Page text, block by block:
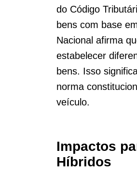
do Código
bens com base
Nacional afirma
estabelecer
bens. Isso
norma
veículo.
Impactos
Híbridos